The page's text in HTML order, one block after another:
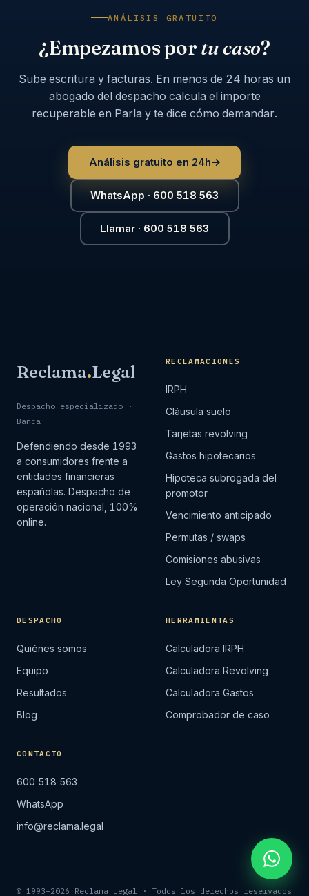
ANÁLISIS GRATUITO
¿Empezamos por tu caso?
Sube escritura y facturas. En menos de 24 horas un
abogado del despacho calcula el importe
recuperable en Parla y te dice cómo demandar.
Análisis gratuito en 24h→
WhatsApp · 600 518 563
Llamar · 600 518 563
Reclama.Legal
Despacho especializado ·
Banca
Defendiendo desde 1993
a consumidores frente a
entidades financieras
españolas. Despacho de
operación nacional, 100%
online.
RECLAMACIONES
IRPH
Cláusula suelo
Tarjetas revolving
Gastos hipotecarios
Hipoteca subrogada del
promotor
Vencimiento anticipado
Permutas / swaps
Comisiones abusivas
Ley Segunda Oportunidad
DESPACHO
Quiénes somos
Equipo
Resultados
Blog
HERRAMIENTAS
Calculadora IRPH
Calculadora Revolving
Calculadora Gastos
Comprobador de caso
CONTACTO
600 518 563
WhatsApp
info@reclama.legal
© 1993–2026 Reclama Legal · Todos los derechos reservados